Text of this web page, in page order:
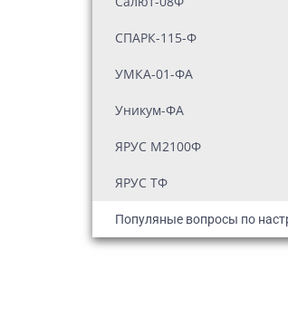
СПАРК-115-Ф
УМКА-01-ФА
Уникум-ФА
ЯРУС М2100Ф
ЯРУС ТФ
Популяные вопросы по